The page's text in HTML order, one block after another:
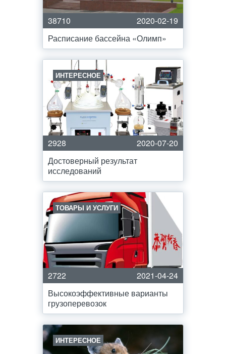
38710
2020-02-19
Расписание бассейна «Олимп»
ИНТЕРЕСНОЕ
2928
2020-07-20
Достоверный результат
исследований
ТОВАРЫ И УСЛУГИ
2722
2021-04-24
Высокоэффективные варианты
грузоперевозок
ИНТЕРЕСНОЕ